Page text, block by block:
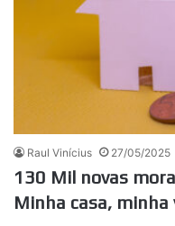
Raul Vinícius 27/05/2025
130 Mil novas
Minha casa, minha